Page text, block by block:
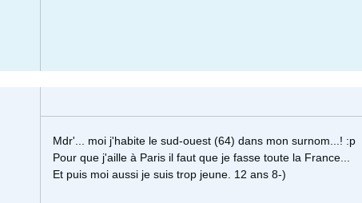
Mdr'... moi j'habite le sud-ouest (64) dans mon surnom...! :p
Pour que j'aille à Paris il faut que je fasse toute la France...
Et puis moi aussi je suis trop jeune. 12 ans 8-)